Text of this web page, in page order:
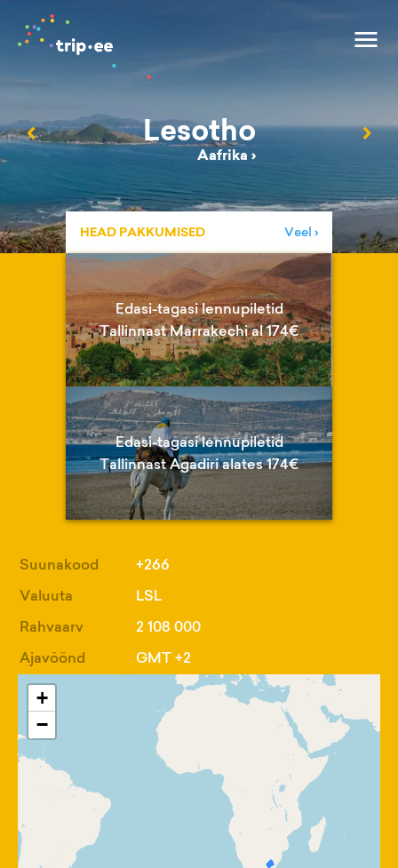
‹ Lesotho
Aafrika ›
›
HEAD PAKKUMISED Veel ›
Edasi-tagasi lennupiletid
Tallinnast Marrakechi al 174€
Edasi-tagasi lennupiletid
Tallinnast Agadiri alates 174€
Suunakood
+266
Valuuta
LSL
Rahvaarv
2 108 000
Ajavöönd
GMT +2
+
−